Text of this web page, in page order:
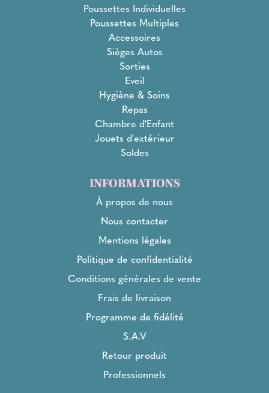
Poussettes Individuelles
Poussettes Multiples
Accessoires
Sièges Autos
Sorties
Eveil
Hygiène & Soins
Repas
Chambre d'Enfant
Jouets d'extérieur
Soldes
INFORMATIONS
À propos de nous
Nous contacter
Mentions légales
Politique de confidentialité
Conditions générales de vente
Frais de livraison
Programme de fidélité
S.A.V
Retour produit
Professionnels